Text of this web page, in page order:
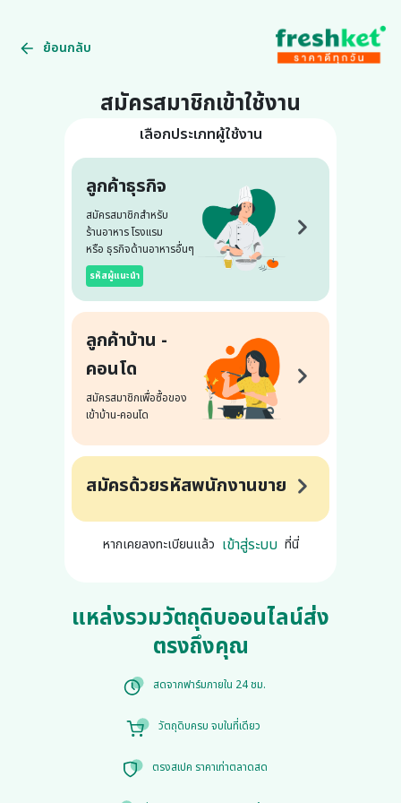
ย้อนกลับ
แหล่งรวมวัตถุดิบออนไลน์ส่ง
ตรงถึงคุณ
สดจากฟาร์มภายใน 24 ชม.
วัตถุดิบครบ จบในที่เดียว
ตรงสเปค ราคาเท่าตลาดสด
สมัครสมาชิกเข้าใช้งาน
เลือกประเภทผู้ใช้งาน
ลูกค้าธุรกิจ
สมัครสมาชิกสำหรับ
ร้านอาหาร โรงแรม
หรือ ธุรกิจด้านอาหารอื่นๆ
รหัสผู้แนะนำ
ลูกค้าบ้าน -
คอนโด
สมัครสมาชิกเพื่อซื้อของ
เข้าบ้าน-คอนโด
สมัครด้วยรหัสพนักงานขาย
หากเคยลงทะเบียนแล้ว เข้าสู่ระบบ ที่นี่